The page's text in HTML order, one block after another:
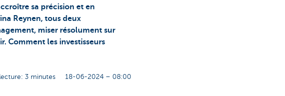
sa précision et en
Reynen, tous deux
miser résolument sur
Comment les investisseurs
3 minutes 18-06-2024 – 08:00